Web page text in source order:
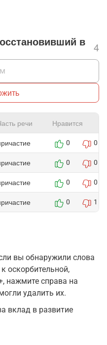
в 4
речи Нравится
0 0
0 0
0 0
0 1
вы обнаружили слова
оскорбительной,
нажмите справа на
удалить их.
вклад в развитие